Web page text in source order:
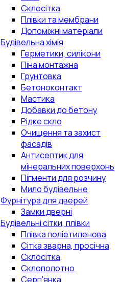
Склосітка
Плівки та мембрани
Допоміжні матеріали
Будівельна хімія
Герметики, силікони
Піна монтажна
Грунтовка
Бетоноконтакт
Мастика
Добавки до бетону
Рідке скло
Очищення та захист
фасадів
Антисептик для
мінеральних поверхонь
Пігменти для розчину
Мило будівельне
Фурнітура для дверей
Замки дверні
Будівельні сітки, плівки
Плівка поліетиленова
Сітка зварна, просічна
Склосітка
Склополотно
Серп'янка